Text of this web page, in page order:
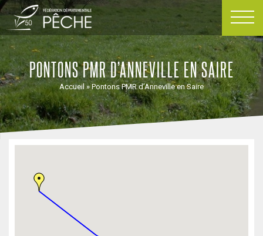
Passer
contenu
PONTONS PMR D’ANNEVILLE EN SAIRE
Accueil »Pontons PMR d’Anneville en Saire